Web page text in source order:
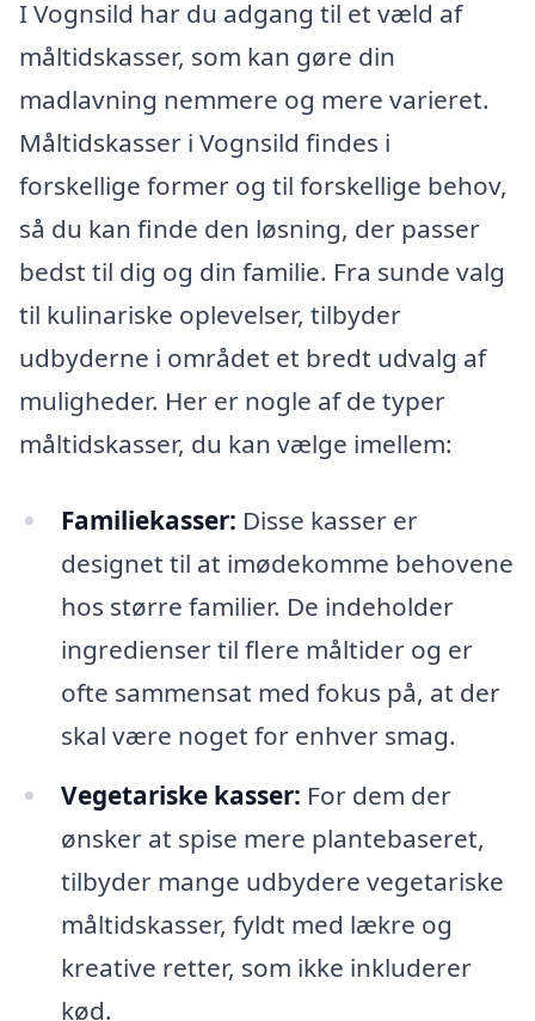
I Vognsild har du adgang til et væld af
måltidskasser, som kan gøre din
madlavning nemmere og mere varieret.
Måltidskasser i Vognsild findes i
forskellige former og til forskellige behov,
så du kan finde den løsning, der passer
bedst til dig og din familie. Fra sunde valg
til kulinariske oplevelser, tilbyder
udbyderne i området et bredt udvalg af
muligheder. Her er nogle af de typer
måltidskasser, du kan vælge imellem:
Familiekasser: Disse kasser er
designet til at imødekomme behovene
hos større familier. De indeholder
ingredienser til flere måltider og er
ofte sammensat med fokus på, at der
skal være noget for enhver smag.
Vegetariske kasser: For dem der
ønsker at spise mere plantebaseret,
tilbyder mange udbydere vegetariske
måltidskasser, fyldt med lækre og
kreative retter, som ikke inkluderer
kød.